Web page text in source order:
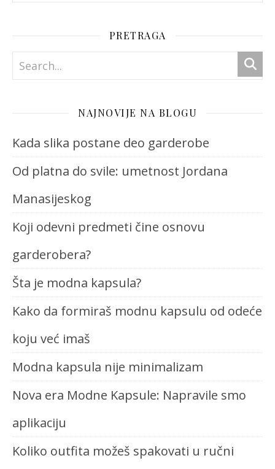
PRETRAGA
NAJNOVIJE NA BLOGU
Kada slika postane deo garderobe
Od platna do svile: umetnost Jordana
Manasijeskog
Koji odevni predmeti čine osnovu
garderobera?
Šta je modna kapsula?
Kako da formiraš modnu kapsulu od odeće
koju već imaš
Modna kapsula nije minimalizam
Nova era Modne Kapsule: Napravile smo
aplikaciju
Koliko outfita možeš spakovati u ručni